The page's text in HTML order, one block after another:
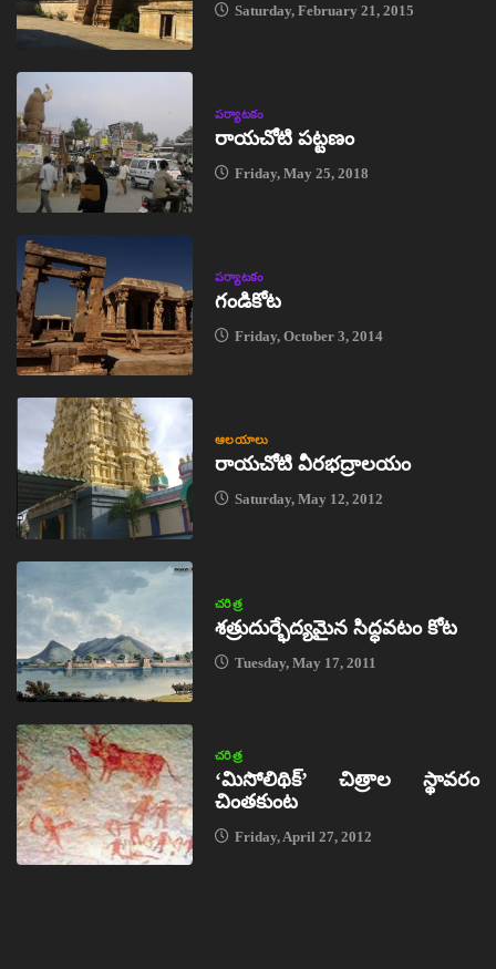
Saturday, February 21, 2015
పర్యాటకం
రాయచోటి పట్టణం
Friday, May 25, 2018
పర్యాటకం
గండికోట
Friday, October 3, 2014
ఆలయాలు
రాయచోటి వీరభద్రాలయం
Saturday, May 12, 2012
చరిత్ర
శత్రుదుర్భేద్యమైన సిద్ధవటం కోట
Tuesday, May 17, 2011
చరిత్ర
‘మిసోలిథిక్‌’ చిత్రాల స్థావరం
చింతకుంట
Friday, April 27, 2012